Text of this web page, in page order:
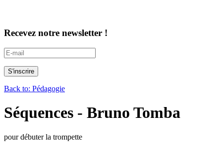
Recevez notre newsletter !
Back to: Pédagogie
Séquences - Bruno Tomba
pour débuter la trompette